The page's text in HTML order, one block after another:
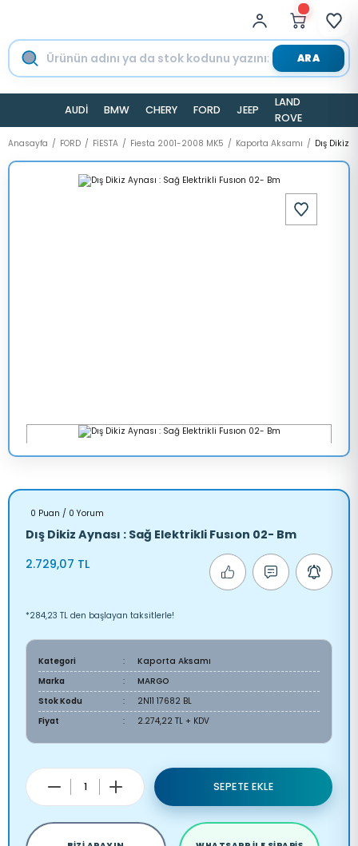
ARA
AUDİ BMW CHERY FORD JEEP
LAND
ROVER
Anasayfa FORD FİESTA Fiesta 2001-2008 MK5 Kaporta Aksamı Dış Dikiz
0 Puan / 0 Yorum
Dış Dikiz Aynası : Sağ Elektrikli Fusıon 02- Bm
2.729,07 TL
*284,23 TL den başlayan taksitlerle!
Kategori
Kaporta Aksamı
Marka
MARGO
Stok Kodu
2N11 17682 BL
Fiyat
2.274,22 TL + KDV
SEPETE EKLE